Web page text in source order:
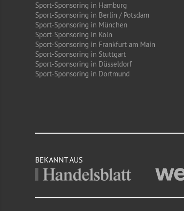
Sport-Sponsoring in Hamburg
Sport-Sponsoring in Berlin / Potsdam
Sport-Sponsoring in München
Sport-Sponsoring in Köln
Sport-Sponsoring in Frankfurt am Main
Sport-Sponsoring in Stuttgart
Sport-Sponsoring in Düsseldorf
Sport-Sponsoring in Dortmund
BEKANNT AUS